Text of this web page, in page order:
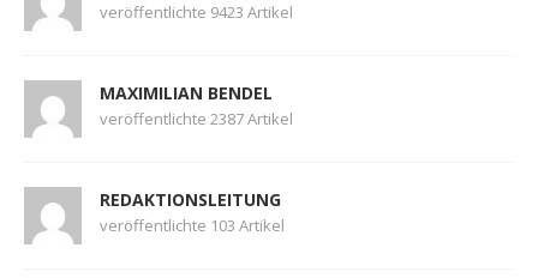
veröffentlichte 9423 Artikel
MAXIMILIAN BENDEL
veröffentlichte 2387 Artikel
REDAKTIONSLEITUNG
veröffentlichte 103 Artikel